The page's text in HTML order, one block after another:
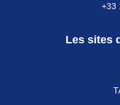
+33
Les sites